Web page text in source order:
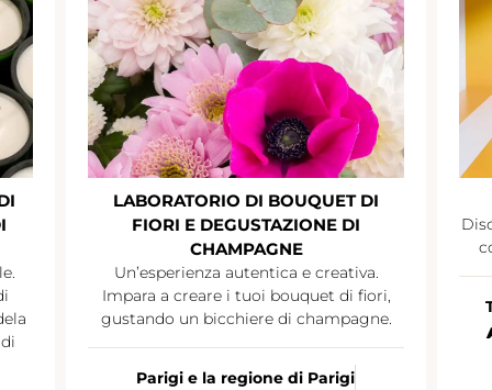
LABORATORIO DI BOUQUET DI
FIORI E DEGUSTAZIONE DI
CHAMPAGNE
Un’esperienza autentica e creativa.
Impara a creare i tuoi bouquet di fiori,
gustando un bicchiere di champagne.
Parigi e la regione di Parigi